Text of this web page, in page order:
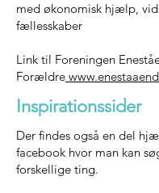
med økonomisk hjælp,
fællesskaber
Link til Foreningen
Forældre
Inspirationssider
Der findes også en del
facebook hvor man kan
forskellige ting.